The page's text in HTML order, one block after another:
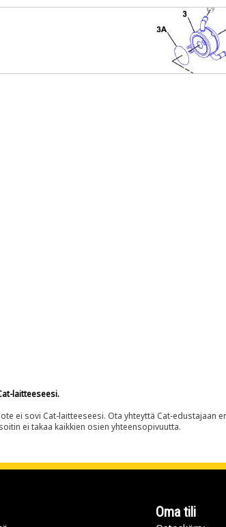
laitteeseesi.
ei sovi Cat-laitteeseesi. Ota yhteyttä Cat-edustajaan
ei takaa kaikkien osien yhteensopivuutta.
Oma tili